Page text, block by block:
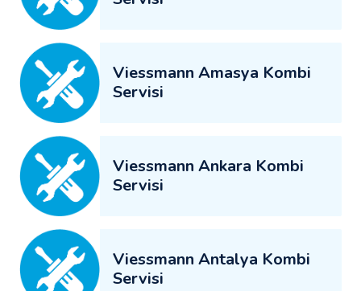
Viessmann Amasya Kombi
Servisi
Viessmann Ankara Kombi
Servisi
Viessmann Antalya Kombi
Servisi